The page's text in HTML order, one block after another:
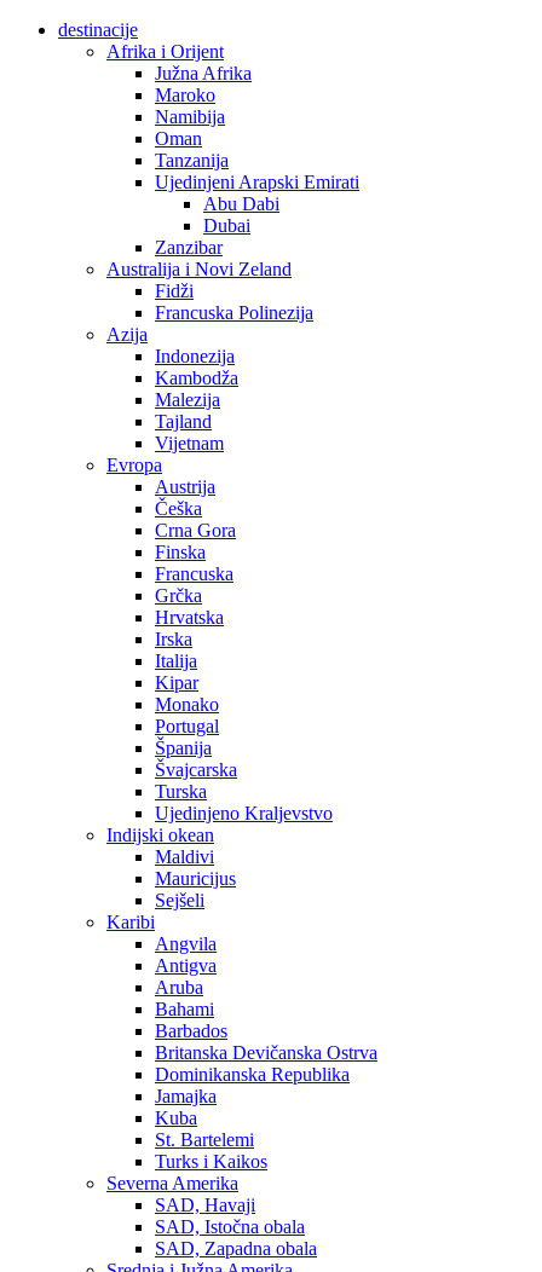
destinacije
Afrika i Orijent
Južna Afrika
Maroko
Namibija
Oman
Tanzanija
Ujedinjeni Arapski Emirati
Abu Dabi
Dubai
Zanzibar
Australija i Novi Zeland
Fidži
Francuska Polinezija
Azija
Indonezija
Kambodža
Malezija
Tajland
Vijetnam
Evropa
Austrija
Češka
Crna Gora
Finska
Francuska
Grčka
Hrvatska
Irska
Italija
Kipar
Monako
Portugal
Španija
Švajcarska
Turska
Ujedinjeno Kraljevstvo
Indijski okean
Maldivi
Mauricijus
Sejšeli
Karibi
Angvila
Antigva
Aruba
Bahami
Barbados
Britanska Devičanska Ostrva
Dominikanska Republika
Jamajka
Kuba
St. Bartelemi
Turks i Kaikos
Severna Amerika
SAD, Havaji
SAD, Istočna obala
SAD, Zapadna obala